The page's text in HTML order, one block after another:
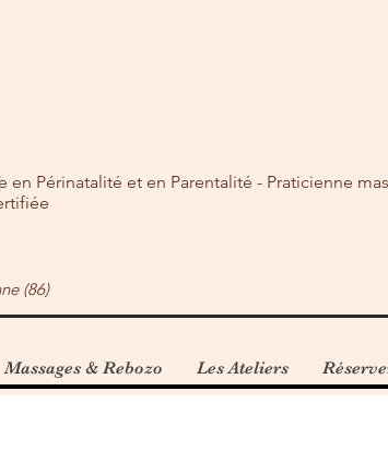
en Périnatalité et en Parentalité - Praticienne
(86)
Massages & Rebozo Les Ateliers